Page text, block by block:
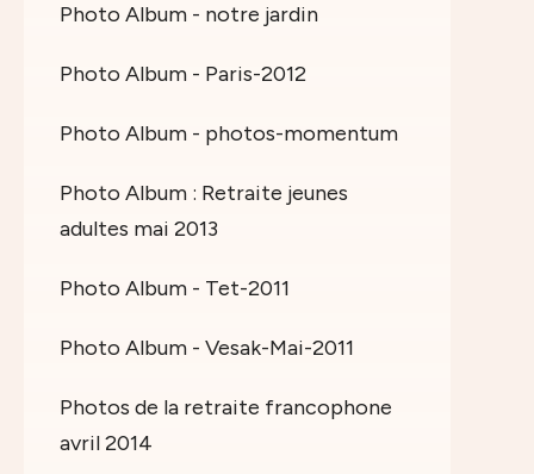
Photo Album - notre jardin
Photo Album - Paris-2012
Photo Album - photos-momentum
Photo Album : Retraite jeunes
adultes mai 2013
Photo Album - Tet-2011
Photo Album - Vesak-Mai-2011
Photos de la retraite francophone
avril 2014